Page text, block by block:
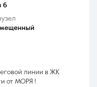
6
линии в ЖК
от МОРЯ !